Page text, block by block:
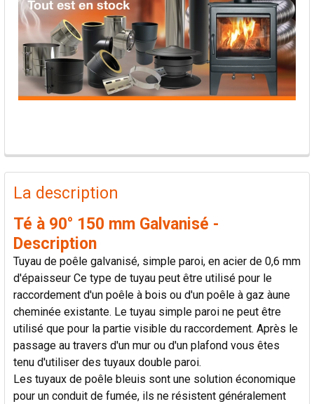
PRODUITS
FRÉQUEMMENT
ACHETÉS
TOUT
SÉLECTIONNER
AJOUTER
LA
SÉLECTION
AU PANIER
La description
Té à 90° 150 mm Galvanisé -
Description
Tuyau de poêle galvanisé, simple paroi, en acier de 0,6 mm
d'épaisseur Ce type de tuyau peut être utilisé pour le
raccordement d'un poêle à bois ou d'un poêle à gaz àune
cheminée existante. Le tuyau simple paroi ne peut être
utilisé que pour la partie visible du raccordement. Après le
passage au travers d'un mur ou d'un plafond vous êtes
tenu d'utiliser des tuyaux double paroi.
Les tuyaux de poêle bleuis sont une solution économique
pour un conduit de fumée, ils ne résistent généralement